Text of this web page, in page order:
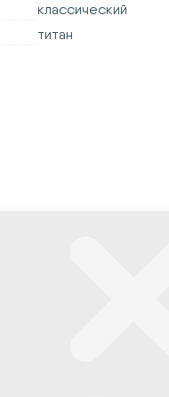
классический
титан